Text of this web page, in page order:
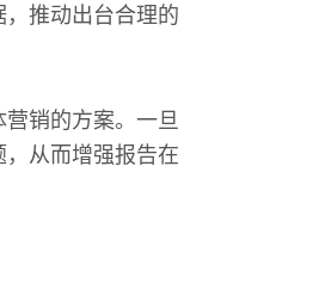
推动出台合理的
销的方案。一旦
从而增强报告在